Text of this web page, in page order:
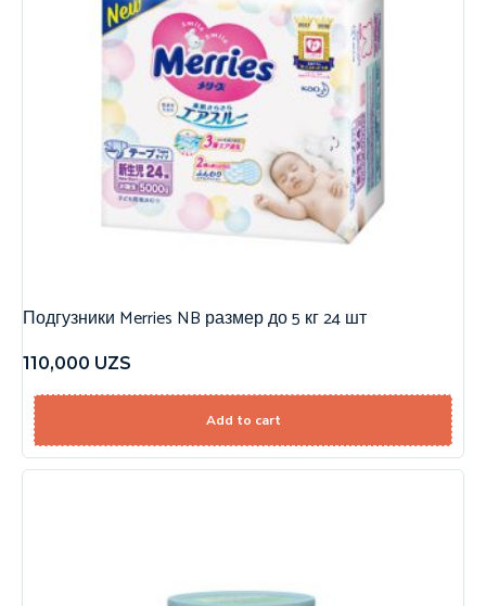
Подгузники Merries NB размер до 5 кг 24 шт
110,000 UZS
Add to cart